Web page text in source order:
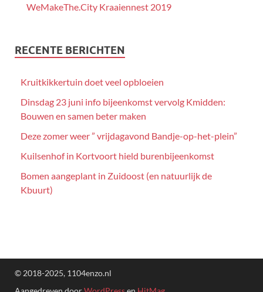
WeMakeThe.City Kraaiennest 2019
RECENTE BERICHTEN
Kruitkikkertuin doet veel opbloeien
Dinsdag 23 juni info bijeenkomst vervolg Kmidden:
Bouwen en samen beter maken
Deze zomer weer ” vrijdagavond Bandje-op-het-plein”
Kuilsenhof in Kortvoort hield burenbijeenkomst
Bomen aangeplant in Zuidoost (en natuurlijk de
Kbuurt)
© 2018-2025, 1104enzo.nl